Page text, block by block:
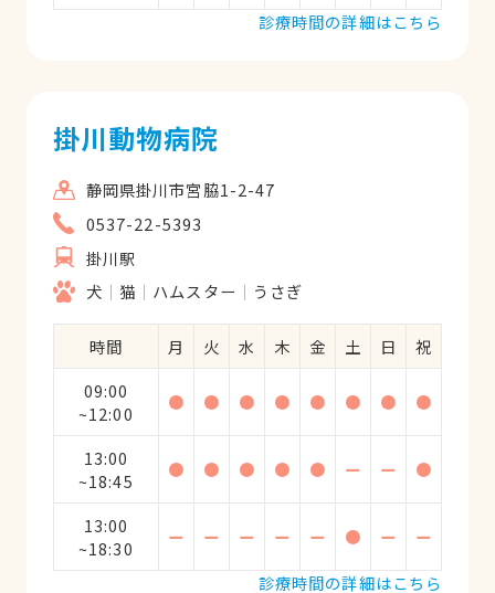
診療時間の詳細はこちら
掛川動物病院
静岡県掛川市宮脇1-2-47
0537-22-5393
掛川駅
犬
猫 ハムスター うさぎ
時間 月 火 水 木 金 土 日
祝
09:00
~12:00
● ● ● ● ● ● ● ●
13:00
~18:45
● ● ● ● ● ー ー ●
13:00
~18:30
ー ー ー ー ー ● ー
ー
診療時間の詳細はこちら